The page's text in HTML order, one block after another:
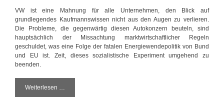
VW ist eine Mahnung für alle Unternehmen, den Blick auf
grundlegendes Kaufmannswissen nicht aus den Augen zu verlieren.
Die Probleme, die gegenwärtig diesen Autokonzern beuteln, sind
hauptsächlich der Missachtung marktwirtschaftlicher Regeln
geschuldet, was eine Folge der fatalen Energiewendepolitik von Bund
und EU ist. Zeit, dieses sozialistische Experiment umgehend zu
beenden.
Weiterlesen …
e